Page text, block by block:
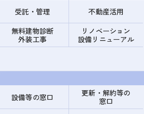
受託・管理 不動産活用
無料建物診断
外装工事
リノベーション
設備リニューアル
設備等の窓口
更新・解約等の
窓口